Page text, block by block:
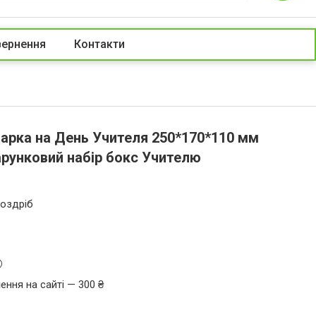
Контакти
на День Учителя 250*170*110 мм
набір бокс Учителю
на сайті — 300 ₴